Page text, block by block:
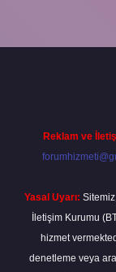
Reklam ve
Yasal Uyarı:
İletişim Kurumu
hizmet
denetleme veya